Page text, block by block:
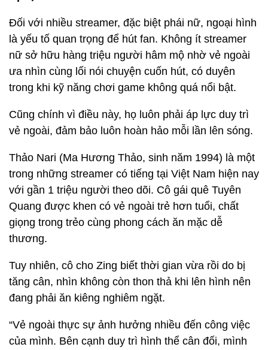
Đối với nhiều streamer, đặc biệt phái nữ, ngoại hình
là yếu tố quan trọng để hút fan. Không ít streamer
nữ sở hữu hàng triệu người hâm mộ nhờ vẻ ngoài
ưa nhìn cùng lối nói chuyện cuốn hút, có duyên
trong khi kỹ năng chơi game không quá nổi bật.
Cũng chính vì điều này, họ luôn phải áp lực duy trì
vẻ ngoài, đảm bảo luôn hoàn hảo mỗi lần lên sóng.
Thảo Nari (Ma Hương Thảo, sinh năm 1994) là một
trong những streamer có tiếng tại Việt Nam hiện nay
với gần 1 triệu người theo dõi. Cô gái quê Tuyên
Quang được khen có vẻ ngoài trẻ hơn tuổi, chất
giọng trong trẻo cùng phong cách ăn mặc dễ
thương.
Tuy nhiên, cô cho Zing biết thời gian vừa rồi do bị
tăng cân, nhìn không còn thon thả khi lên hình nên
đang phải ăn kiêng nghiêm ngặt.
“Vẻ ngoài thực sự ảnh hưởng nhiều đến công việc
của mình. Bên cạnh duy trì hình thể cân đối, mình